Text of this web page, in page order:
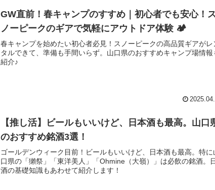
GW直前！春キャンプのすすめ｜初心者でも安心！
ノーピークのギアで気軽にアウトドア体験 🏕️
春キャンプを始めたい初心者必見！スノーピークの高品質ギアがレ
タルできて、準備も手間いらず。山口県のおすすめキャンプ場情報
紹介♪
【推し活】ビールもいいけど、日本酒も最高。山口
のおすすめ銘酒3選！
ゴールデンウィーク目前！ビールもいいけど、日本酒も最高。特に
口県の「獺祭」「東洋美人」「Ohmine（大嶺）」は必飲の銘酒。
酒の基礎知識もあわせて紹介します！